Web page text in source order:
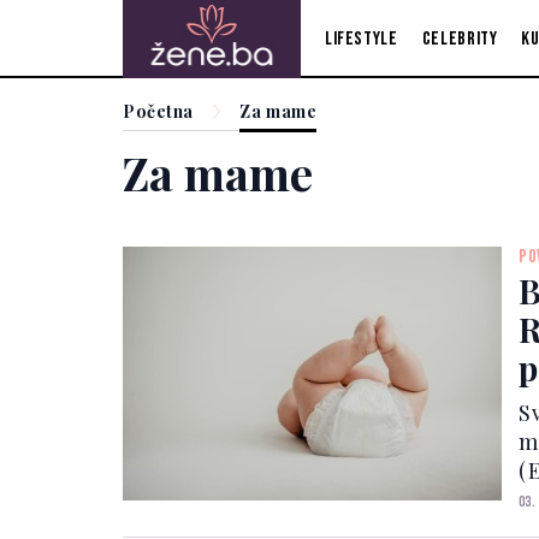
Lifestyle Celebrity
Početna Za mame
Za mame
03.